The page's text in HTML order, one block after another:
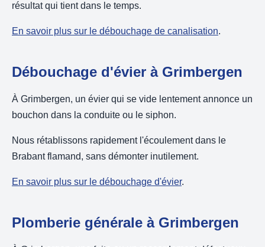
résultat qui tient dans le temps.
En savoir plus sur le débouchage de canalisation.
Débouchage d'évier à Grimbergen
À Grimbergen, un évier qui se vide lentement annonce un
bouchon dans la conduite ou le siphon.
Nous rétablissons rapidement l'écoulement dans le
Brabant flamand, sans démonter inutilement.
En savoir plus sur le débouchage d'évier.
Plomberie générale à Grimbergen